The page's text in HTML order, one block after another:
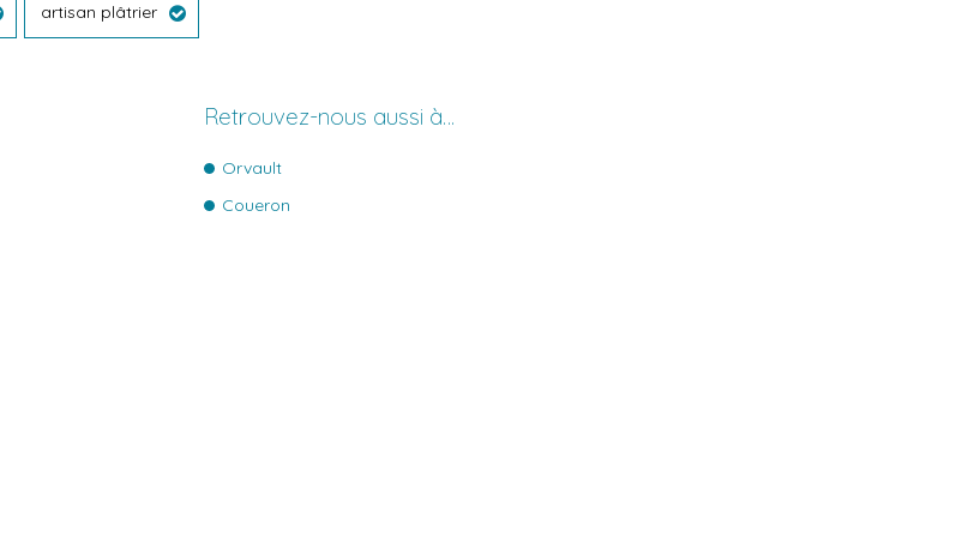
artisan plâtrier
Retrouvez-nous aussi à…
Orvault
Coueron